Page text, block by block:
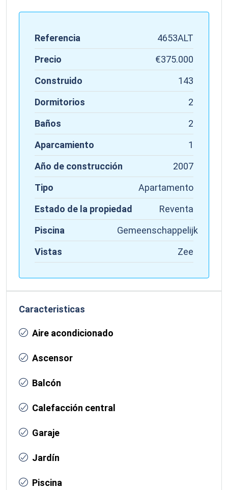
Referencia
4653ALT
Precio
€375.000
Construido
143
Dormitorios
2
Baños
2
Aparcamiento
1
Año de construcción
2007
Tipo
Apartamento
Estado de la propiedad
Reventa
Piscina
Gemeenschappelijk
Vistas
Zee
Caracteristicas
Aire acondicionado
Ascensor
Balcón
Calefacción central
Garaje
Jardín
Piscina